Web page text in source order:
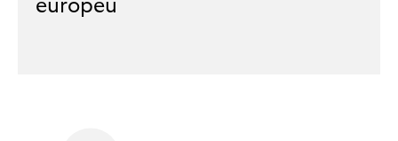
europeu